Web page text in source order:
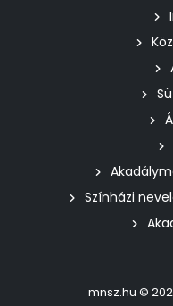
Színházi
mnsz.hu ©